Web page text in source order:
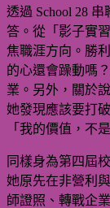
透過 School 28
答。從「影子實
焦職涯方向。勝
的心還會躁動嗎
業。另外，關於
她發現應該要打
「我的價值，不
同樣身為第四屆
她原先在非營利
師證照、轉戰企